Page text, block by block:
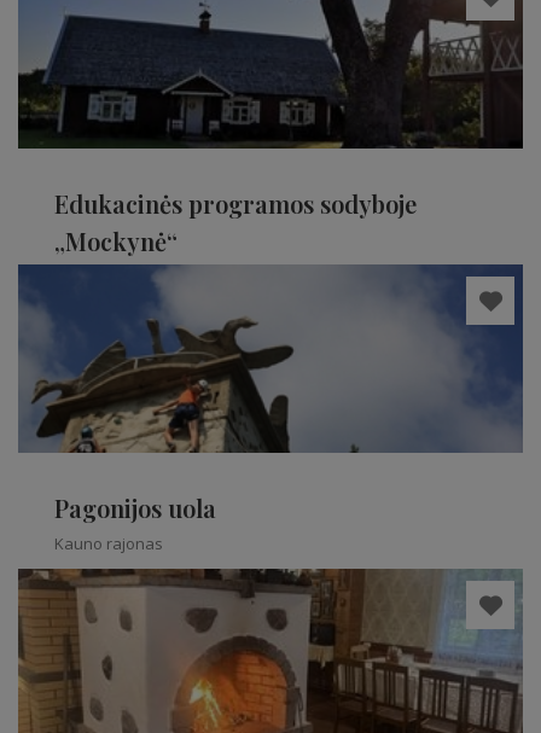
Edukacinės programos sodyboje
„Mockynė“
Pagonijos uola
Kauno rajonas